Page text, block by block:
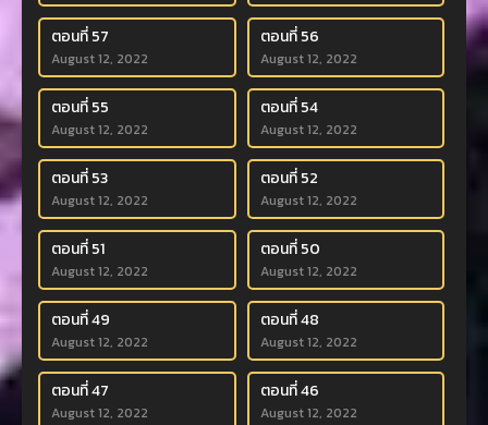
ตอนที่ 57
August 12, 2022
ตอนที่ 56
August 12, 2022
ตอนที่ 55
August 12, 2022
ตอนที่ 54
August 12, 2022
ตอนที่ 53
August 12, 2022
ตอนที่ 52
August 12, 2022
ตอนที่ 51
August 12, 2022
ตอนที่ 50
August 12, 2022
ตอนที่ 49
August 12, 2022
ตอนที่ 48
August 12, 2022
ตอนที่ 47
August 12, 2022
ตอนที่ 46
August 12, 2022